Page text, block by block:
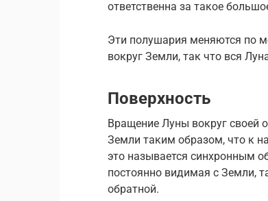
ответственна за такое
Эти полушария меняются по
вокруг Земли, так что вся
Поверхность
Вращение Луны вокруг своей
Земли таким образом, что к
это называется синхронным
постоянно видимая с Земли,
обратной.